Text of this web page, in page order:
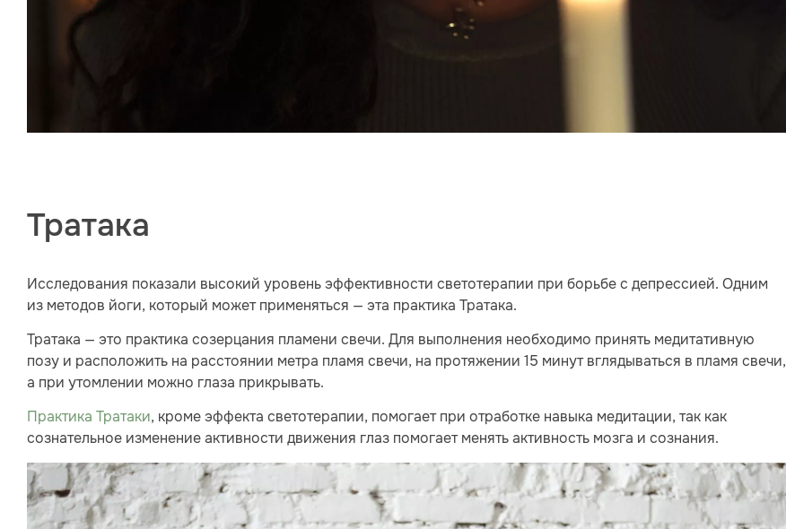
Тратака
Исследования показали высокий уровень эффективности светотерапии при борьбе с депрессией. Одним
из методов йоги, который может применяться — эта практика Тратака.
Тратака — это практика созерцания пламени свечи. Для выполнения необходимо принять медитативную
позу и расположить на расстоянии метра пламя свечи, на протяжении 15 минут вглядываться в пламя свечи,
а при утомлении можно глаза прикрывать.
Практика Тратаки, кроме эффекта светотерапии, помогает при отработке навыка медитации, так как
сознательное изменение активности движения глаз помогает менять активность мозга и сознания.